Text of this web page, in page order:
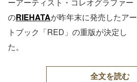
のRIEHATAが昨年末に発売したアー
トブック「RED」の重版が決定し
た。
全文を読む